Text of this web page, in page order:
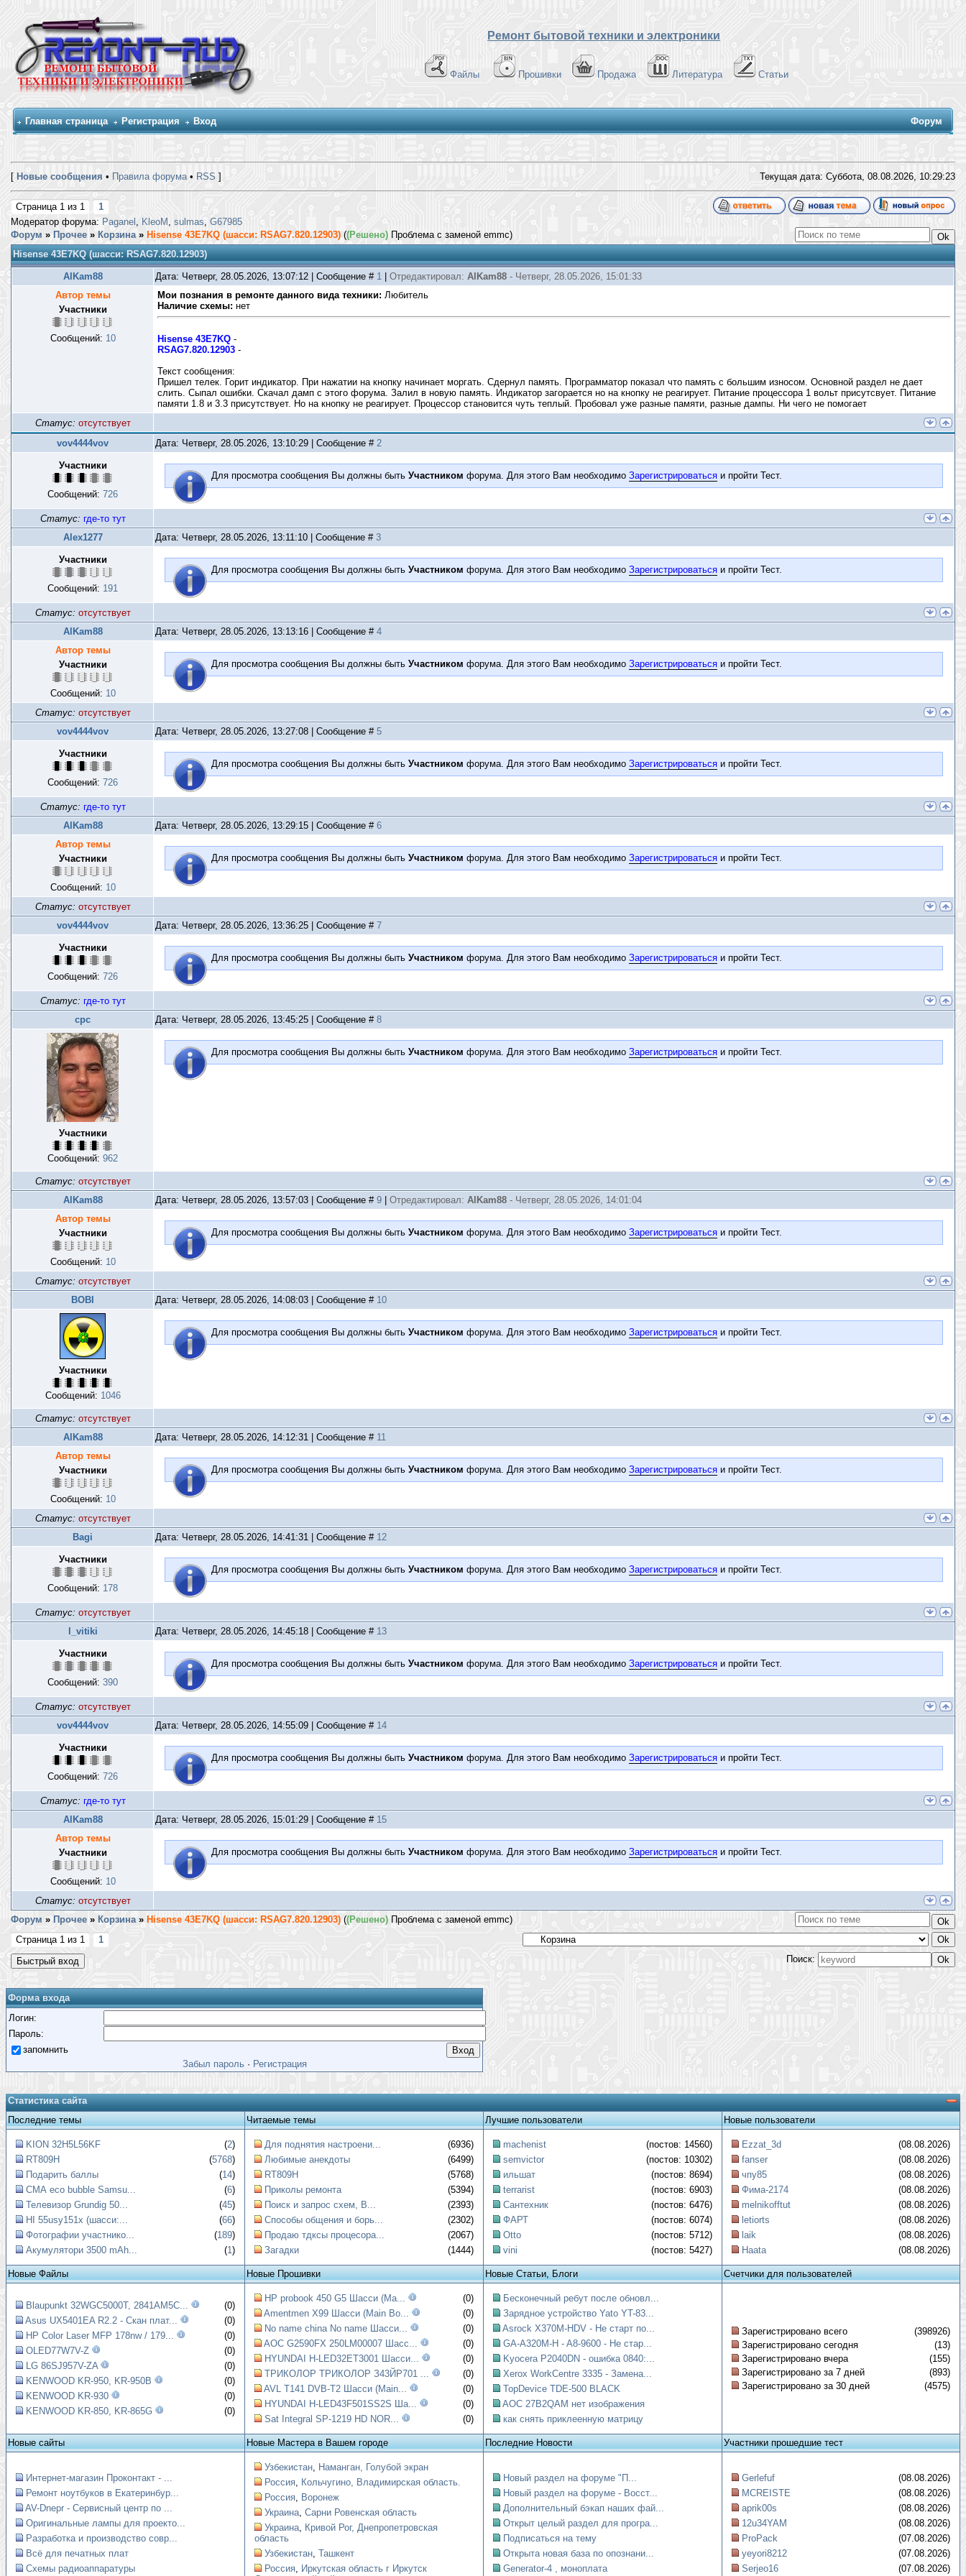
Ремонт бытовой техники и электроники
Файлы Прошивки Продажа Литература Статьи
Главная страница Регистрация Вход Форум
[ Новые сообщения • Правила форума• RSS ] Текущая дата: Суббота, 08.08.2026, 10:29:24
Страница 1 из 1
1
Модератор форума: Paganel , KleoM , sulmas, G67985
Форум » Прочее » Корзина » Hisense 43E7KQ (шасси: RSAG7.820.12903) ((Решено) Проблема с заменой emmc)
Hisense 43E7KQ (шасси: RSAG7.820.12903)
AlKam88 Дата: Четверг, 28.05.2026, 13:07:12 | Сообщение # 1 Отредактировал: AlKam88 - Четверг, 28.05.2026, 15:01:33
Автор темы
Участники
Сообщений: 10
Мои познания в ремонте данного вида техники: Любитель
Наличие схемы: нет
Hisense 43E7KQ -
RSAG7.820.12903 -
Текст сообщения:
Пришел телек. Горит индикатор. При нажатии на кнопку начинает моргать. Сдернул память. Программатор показал что память с большим износом. Основной раздел не дает
слить. Сыпал ошибки. Скачал дамп с этого форума. Залил в новую память. Индикатор загорается но на кнопку не реагирует. Питание процессора 1 вольт присутсвует. Питание
памяти 1.8 и 3.3 присутствует. Но на кнопку не реагирует. Процессор становится чуть теплый. Пробовал уже разные памяти, разные дампы. Ни чего не помогает
Статус: отсутствует
vov4444vov
Дата: Четверг, 28.05.2026, 13:10:29 | Сообщение # 2
Участники
Сообщений: 726
Для просмотра сообщения Вы должны быть Участником форума. Для этого Вам необходимо Зарегистрироваться и пройти Тест.
Статус: где-то тут
Alex1277
Дата: Четверг, 28.05.2026, 13:11:10 | Сообщение # 3
Участники
Сообщений: 191
Для просмотра сообщения Вы должны быть Участником форума. Для этого Вам необходимо Зарегистрироваться и пройти Тест.
Статус: отсутствует
AlKam88
Дата: Четверг, 28.05.2026, 13:13:16 | Сообщение # 4
Автор темы
Участники
Сообщений: 10
Для просмотра сообщения Вы должны быть Участником форума. Для этого Вам необходимо Зарегистрироваться и пройти Тест.
Статус: отсутствует
vov4444vov
Дата: Четверг, 28.05.2026, 13:27:08 | Сообщение # 5
Участники
Сообщений: 726
Для просмотра сообщения Вы должны быть Участником форума. Для этого Вам необходимо Зарегистрироваться и пройти Тест.
Статус: где-то тут
AlKam88
Дата: Четверг, 28.05.2026, 13:29:15 | Сообщение # 6
Автор темы
Участники
Сообщений: 10
Для просмотра сообщения Вы должны быть Участником форума. Для этого Вам необходимо Зарегистрироваться и пройти Тест.
Статус: отсутствует
vov4444vov
Дата: Четверг, 28.05.2026, 13:36:25 | Сообщение # 7
Участники
Сообщений: 726
Для просмотра сообщения Вы должны быть Участником форума. Для этого Вам необходимо Зарегистрироваться и пройти Тест.
Статус: где-то тут
срс
Дата: Четверг, 28.05.2026, 13:45:25 | Сообщение # 8
Участники
Сообщений: 962
Для просмотра сообщения Вы должны быть Участником форума. Для этого Вам необходимо Зарегистрироваться и пройти Тест.
Статус: отсутствует
AlKam88
Дата: Четверг, 28.05.2026, 13:57:03 | Сообщение # 9 Отредактировал: AlKam88 - Четверг, 28.05.2026, 14:01:04
Автор темы
Участники
Сообщений: 10
Для просмотра сообщения Вы должны быть Участником форума. Для этого Вам необходимо Зарегистрироваться и пройти Тест.
Статус: отсутствует
BOBI
Дата: Четверг, 28.05.2026, 14:08:03 | Сообщение # 10
Участники
Сообщений: 1046
Для просмотра сообщения Вы должны быть Участником форума. Для этого Вам необходимо Зарегистрироваться и пройти Тест.
Статус: отсутствует
AlKam88
Дата: Четверг, 28.05.2026, 14:12:31 | Сообщение # 11
Автор темы
Участники
Сообщений: 10
Для просмотра сообщения Вы должны быть Участником форума. Для этого Вам необходимо Зарегистрироваться и пройти Тест.
Статус: отсутствует
Bagi
Дата: Четверг, 28.05.2026, 14:41:31 | Сообщение # 12
Участники
Сообщений: 178
Для просмотра сообщения Вы должны быть Участником форума. Для этого Вам необходимо Зарегистрироваться и пройти Тест.
Статус: отсутствует
l_vitiki
Дата: Четверг, 28.05.2026, 14:45:18 | Сообщение # 13
Участники
Сообщений: 390
Для просмотра сообщения Вы должны быть Участником форума. Для этого Вам необходимо Зарегистрироваться и пройти Тест.
Статус: отсутствует
vov4444vov
Дата: Четверг, 28.05.2026, 14:55:09 | Сообщение # 14
Участники
Сообщений: 726
Для просмотра сообщения Вы должны быть Участником форума. Для этого Вам необходимо Зарегистрироваться и пройти Тест.
Статус: где-то тут
AlKam88
Дата: Четверг, 28.05.2026, 15:01:29 | Сообщение # 15
Автор темы
Участники
Сообщений: 10
Для просмотра сообщения Вы должны быть Участником форума. Для этого Вам необходимо Зарегистрироваться и пройти Тест.
Статус: отсутствует
Форум » Прочее » Корзина » Hisense 43E7KQ (шасси: RSAG7.820.12903) ((Решено) Проблема с заменой emmc)
Страница 1 из 1
1
Поиск:
Форма входа
Логин:
Пароль:
запомнить
Забыл пароль · Регистрация
Статистика сайта
Последние темы
Читаемые темы Лучшие пользователи Новые пользователи
KION 32H5L56KF (2)
RT809H
(5768)
Подарить баллы
(14)
СМА eco bubble Samsu...
(6)
Телевизор Grundig 50...
(45)
HI 55usy151x (шасси:...
(66)
Фотографии участнико...
(189)
Акумулятори 3500 mAh...
(1)
Для поднятия настроени...
(6936)
Любимые анекдоты
(6499)
RT809H
(5768)
Приколы ремонта
(5394)
Поиск и запрос схем, B...
(2393)
Способы общения и борь...
(2302)
Продаю тдксы процесора...
(2067)
Загадки
(1444)
machenist
(постов: 14560)
semvictor
(постов: 10302)
ильшат
(постов: 8694)
terrarist
(постов: 6903)
Сантехник
(постов: 6476)
ФАРТ
(постов: 6074)
Otto
(постов: 5712)
vini
(постов: 5427)
Ezzat_3d
(08.08.2026)
fanser
(08.08.2026)
чпу85
(08.08.2026)
Фима-2174
(08.08.2026)
melnikofftut
(08.08.2026)
letiorts
(08.08.2026)
laik
(08.08.2026)
Haata
(08.08.2026)
Новые Файлы Новые Прошивки Новые Статьи, Блоги Счетчики для пользователей
Blaupunkt 32WGC5000T, 2841AM5C...
(0)
Asus UX5401EA R2.2 - Скан плат...
(0)
HP Color Laser MFP 178nw / 179...
(0)
OLED77W7V-Z
(0)
LG 86SJ957V-ZA
(0)
KENWOOD KR-950, KR-950B
(0)
KENWOOD KR-930
(0)
KENWOOD KR-850, KR-865G
(0)
HP probook 450 G5 Шасси (Ma...
(0)
Amentmen X99 Шасси (Main Bo...
(0)
No name china No name Шасси...
(0)
AOC G2590FX 250LM00007 Шасс...
(0)
HYUNDAI H-LED32ET3001 Шасси...
(0)
ТРИКОЛОР ТРИКОЛОР З43ЙР701 ...
(0)
AVL T141 DVB-T2 Шасси (Main...
(0)
HYUNDAI H-LED43F501SS2S Ша...
(0)
Sat Integral SP-1219 HD NOR...
(0)
Бесконечный ребут после обновл...
Зарядное устройство Yato YT-83...
Asrock X370M-HDV - Не старт по...
GA-A320M-H - A8-9600 - Не стар...
Kyocera P2040DN - ошибка 0840:...
Xerox WorkCentre 3335 - Замена...
TopDevice TDE-500 BLACK
AOC 27B2QAM нет изображения
как снять приклеенную матрицу
Зарегистрировано всего
(398926)
Зарегистрировано сегодня
(13)
Зарегистрировано вчера
(155)
Зарегистрировано за 7 дней
(893)
Зарегистрировано за 30 дней
(4575)
Новые сайты Новые Мастера в Вашем городе Последние Новости Участники прошедшие тест
Интернет-магазин Проконтакт - ...
Ремонт ноутбуков в Екатеринбур...
AV-Dnepr - Сервисный центр по ...
Оригинальные лампы для проекто...
Разработка и производство совр...
Всё для печатных плат
Схемы радиоаппаратуры
Узбекистан, Наманган, Голубой экран
Россия, Кольчугино, Владимирская область.
Россия, Воронеж
Украина, Сарни Ровенская область
Украина, Кривой Рог, Днепропетровская
область
Узбекистан, Ташкент
Россия, Иркутская область г Иркутск
Новый раздел на форуме "П...
Новый раздел на форуме - Восст...
Дополнительный бэкап наших фай...
Открыт целый раздел для програ...
Подписаться на тему
Открыта новая база по опознани...
Generator-4 , моноплата
Gerlefuf
(08.08.2026)
MCREISTE
(08.08.2026)
aprik00s
(08.08.2026)
12u34YAM
(08.08.2026)
ProPack
(07.08.2026)
yeyori8212
(07.08.2026)
Serjeo16
(07.08.2026)